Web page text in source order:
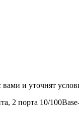
и уточнят
2 порта 10/